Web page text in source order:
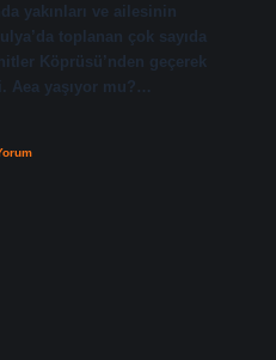
yakınları ve ailesinin
toplanan çok sayıda
Köprüsü’nden geçerek
Aea yaşıyor mu?…